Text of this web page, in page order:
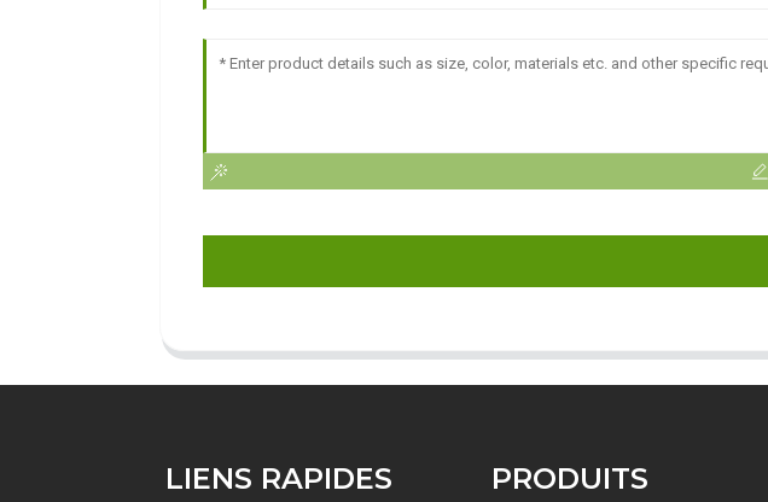
LIENS RAPIDES PRODUITS